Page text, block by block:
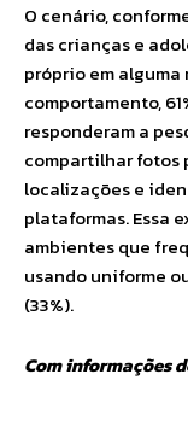
O cenário,
das crianças e
próprio em
comportamento,
responderam a
compartilhar fotos
localizações e
plataformas. Essa
ambientes que
usando uniforme
(33%).
Com informações